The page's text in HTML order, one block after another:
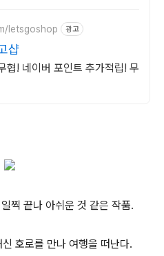
letsgoshop 광고
샵
협! 네이버 포인트 추가적립! 무
찍 끝나 아쉬운 것 같은 작품.
호로를 만나 여행을 떠난다.